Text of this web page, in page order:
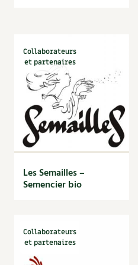
Collaborateurs
et partenaires
Les Semailles –
Semencier bio
Collaborateurs
et partenaires